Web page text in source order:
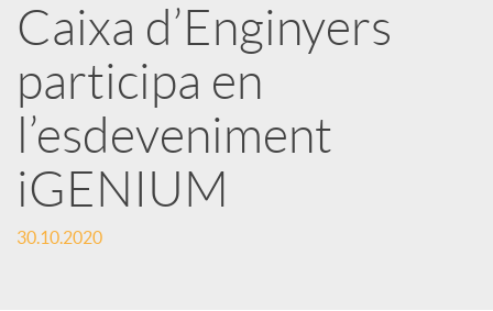
r
x
e
s
Caixa d’Enginyers
participa en
l’esdeveniment
iGENIUM
30.10.2020